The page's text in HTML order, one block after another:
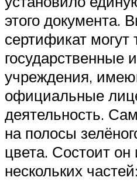
этого документа.
сертификат могут
государственные
учреждения,
официальные
деятельность.
на полосы
цвета. Состоит
нескольких частей: